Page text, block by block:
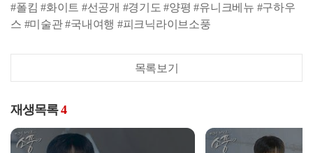
#폴킴 #화이트 #선공개 #경기도 #양평 #유니크베뉴 #구하우
스 #미술관 #국내여행 #피크닉라이브소풍
목록보기
재생목록4